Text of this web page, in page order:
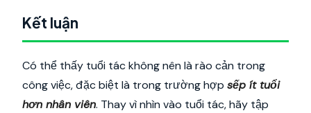
Kết luận
Có thể thấy tuổi tác không nên là rào cản trong
công việc, đặc biệt là trong trường hợp sếp ít tuổi
hơn nhân viên. Thay vì nhìn vào tuổi tác, hãy tập